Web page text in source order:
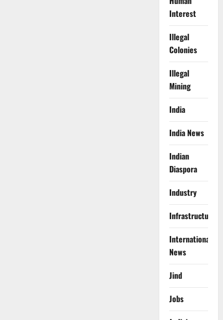
Interest
Illegal
Colonies
Illegal
Mining
India
India News
Indian
Diaspora
Industry
Infrastructure
International
News
Jind
Jobs